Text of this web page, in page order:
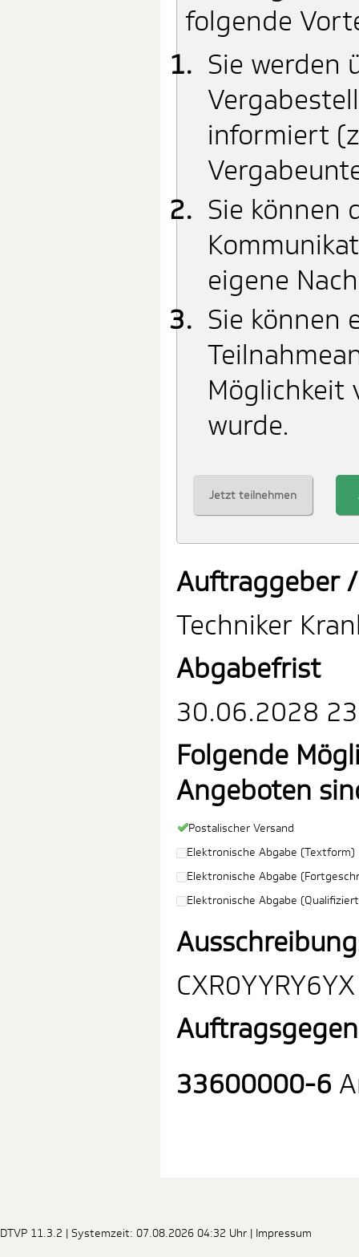
folgende
Sie werden
informiert
Sie können
eigene
Sie können
Möglichkeit
wurde.
Jetzt teilnehmen
Auftraggeber
Techniker
Abgabefrist
30.06.2028
Folgende
Angeboten
Postalischer Versand
Elektronische Abgabe (Textform)
Elektronische Abgabe
Elektronische Abgabe
CXR0YYRY6YX
33600000-6
DTVP 11.3.2 | Systemzeit: 07.08.2026 04:32 Uhr | Impressum